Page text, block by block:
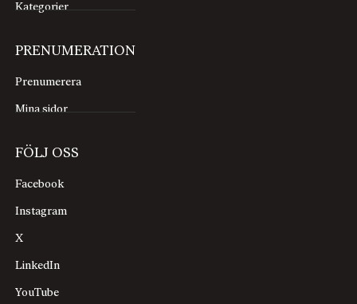
Kategorier
PRENUMERATION
Prenumerera
Mina sidor
FÖLJ OSS
Facebook
Instagram
X
LinkedIn
YouTube